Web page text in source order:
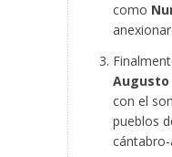
como
Augusto
con el
pueblos